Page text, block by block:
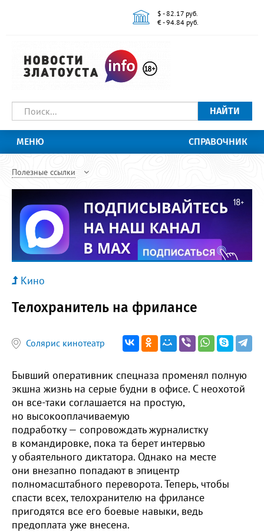
$ - 82.17 руб.
€ - 94.84 руб.
НАЙТИ
МЕНЮ СПРАВОЧНИК
Полезные ссылки
Кино
Телохранитель на фрилансе
Солярис кинотеатр
Бывший оперативник спецназа променял полную
экшна жизнь на серые будни в офисе. С неохотой
он все-таки соглашается на простую,
но высокооплачиваемую
подработку — сопровождать журналистку
в командировке, пока та берет интервью
у обаятельного диктатора. Однако на месте
они внезапно попадают в эпицентр
полномасштабного переворота. Теперь, чтобы
спасти всех, телохранителю на фрилансе
пригодятся все его боевые навыки, ведь
предоплата уже внесена.